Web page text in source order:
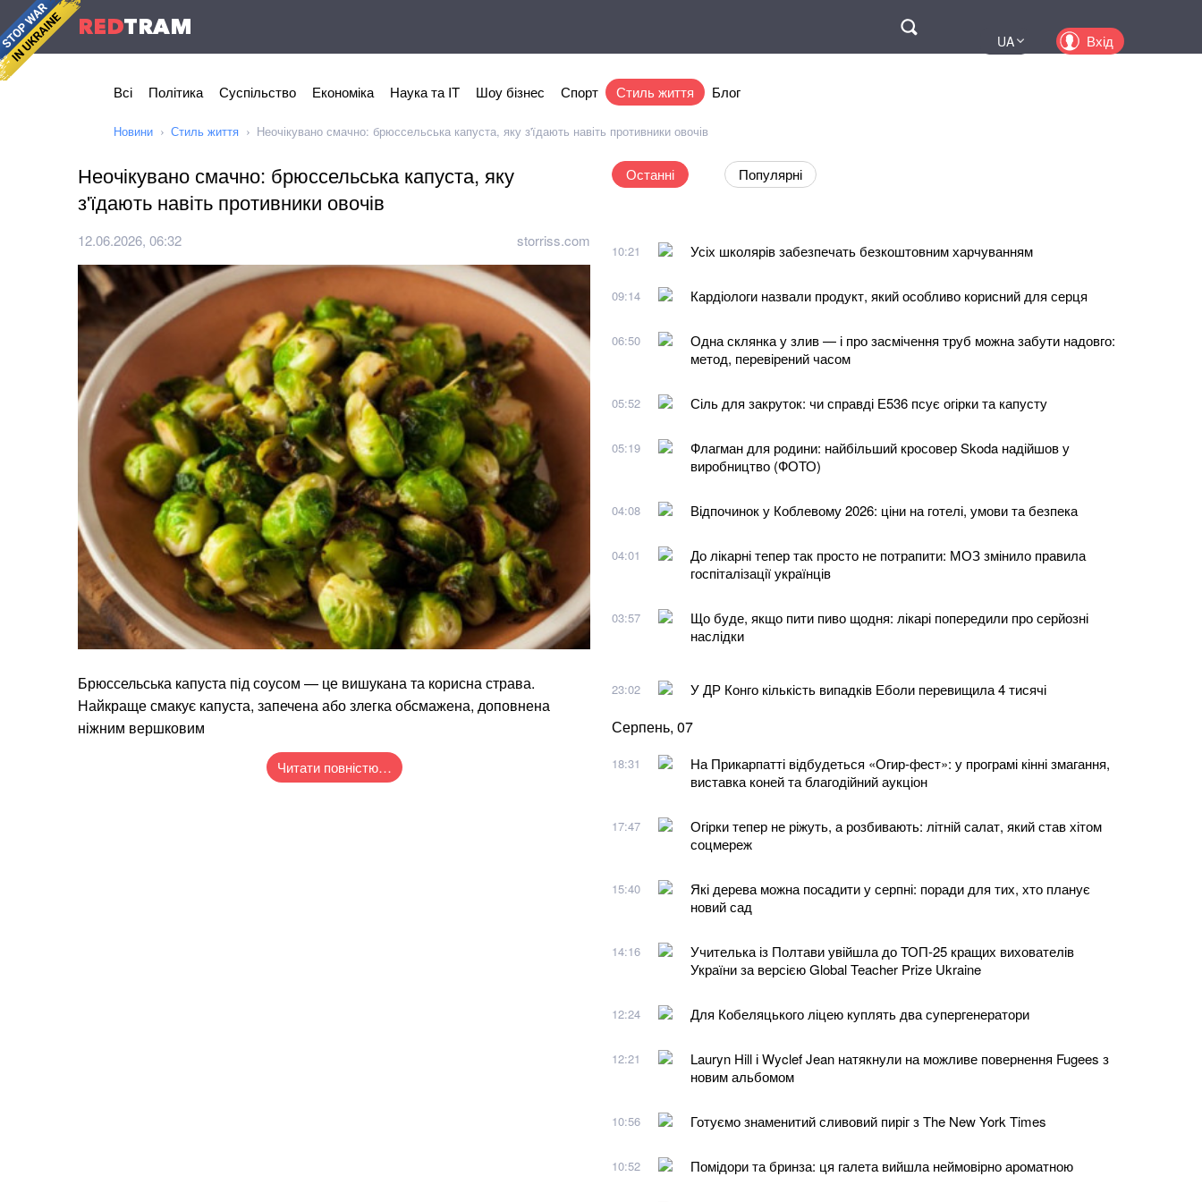
REDTRAM
UA
Вхід
Всі Політика Суспільство Економіка Наука та IT Шоу бізнес Спорт Стиль життя Блог
Новини Стиль життя Неочікувано смачно: брюссельська капуста, яку з'їдають навіть противники овочів
Неочікувано смачно: брюссельська капуста, яку
з'їдають навіть противники овочів
12.06.2026, 06:32 storriss.com
Брюссельська капуста під соусом — це вишукана та корисна страва.
Найкраще смакує капуста, запечена або злегка обсмажена, доповнена
ніжним вершковим
Читати повністю…
Останні Популярні
10:21 Усіх школярів забезпечать безкоштовним харчуванням
09:14 Кардіологи назвали продукт, який особливо корисний для серця
06:50
Одна склянка у злив — і про засмічення труб можна забути надовго:
метод, перевірений часом
05:52 Сіль для закруток: чи справді Е536 псує огірки та капусту
05:19
Флагман для родини: найбільший кросовер Skoda надійшов у
виробництво (ФОТО)
04:08 Відпочинок у Коблевому 2026: ціни на готелі, умови та безпека
04:01
До лікарні тепер так просто не потрапити: МОЗ змінило правила
госпіталізації українців
03:57
Що буде, якщо пити пиво щодня: лікарі попередили про серйозні
наслідки
23:02 У ДР Конго кількість випадків Еболи перевищила 4 тисячі
Серпень, 07
18:31
На Прикарпатті відбудеться «Огир-фест»: у програмі кінні змагання,
виставка коней та благодійний аукціон
17:47
Огірки тепер не ріжуть, а розбивають: літній салат, який став хітом
соцмереж
15:40
Які дерева можна посадити у серпні: поради для тих, хто планує
новий сад
14:16
Учителька із Полтави увійшла до ТОП-25 кращих вихователів
України за версією Global Teacher Prize Ukraine
12:24 Для Кобеляцького ліцею куплять два супергенератори
12:21
Lauryn Hill і Wyclef Jean натякнули на можливе повернення Fugees з
новим альбомом
10:56 Готуємо знаменитий сливовий пиріг з The New York Times
10:52 Помідори та бринза: ця галета вийшла неймовірно ароматною